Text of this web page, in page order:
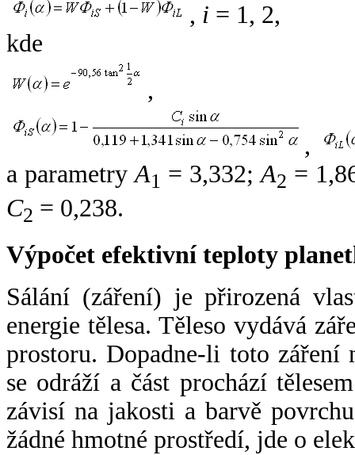
, i = 1, 2,
kde
,
,
a parametryA1 = 3,332;A2 =
C2 = 0,238.
Výpočet efektivní teploty
Sálání (záření) je přirozená
energie tělesa. Těleso vydává
prostoru. Dopadne-li toto záření
se odráží a část prochází
závisí na jakosti a barvě
žádné hmotné prostředí, jde o